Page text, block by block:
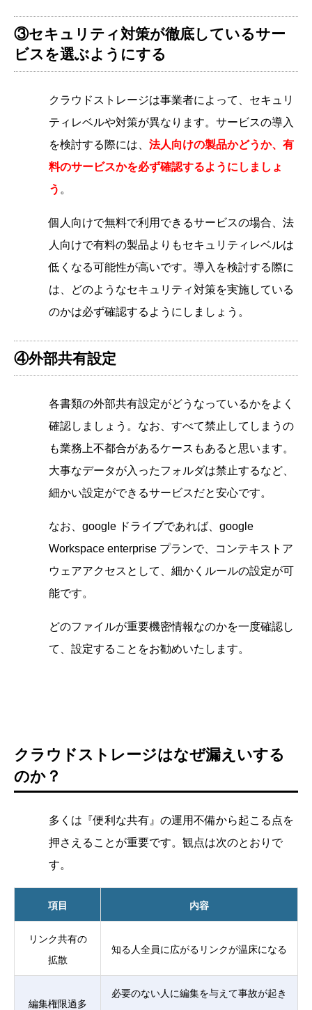
③セキュリティ対策が徹底しているサー
ビスを選ぶようにする
クラウドストレージは事業者によって、セキュリ
ティレベルや対策が異なります。サービスの導入
を検討する際には、 法人向けの製品かどうか、有
料のサービスかを必ず確認するようにしましょ
う 。
個人向けで無料で利用できるサービスの場合、法
人向けで有料の製品よりもセキュリティレベルは
低くなる可能性が高いです。導入を検討する際に
は、どのようなセキュリティ対策を実施している
のかは必ず確認するようにしましょう。
④外部共有設定
各書類の外部共有設定がどうなっているかをよく
確認しましょう。なお、すべて禁止してしまうの
も業務上不都合があるケースもあると思います。
大事なデータが入ったフォルダは禁止するなど、
細かい設定ができるサービスだと安心です。
なお、google ドライブであれば、google
Workspace enterprise プランで、コンテキストア
ウェアアクセスとして、細かくルールの設定が可
能です。
どのファイルが重要機密情報なのかを一度確認し
て、設定することをお勧めいたします。
クラウドストレージはなぜ漏えいする
のか？
多くは『便利な共有』の運用不備から起こる点を
押さえることが重要です。観点は次のとおりで
す。
項目 内容
リンク共有の
拡散
知る人全員に広がるリンクが温床になる
編集権限過多
必要のない人に編集を与えて事故が起き